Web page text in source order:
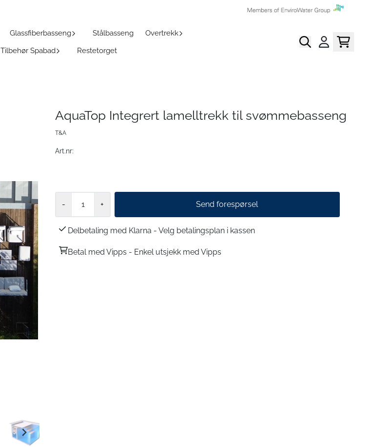
Glassfiberbasseng Stålbasseng
Overtrekk
Tilbehør Spabad Restetorget
AquaTop Integrert lamelltrekk til svømmebasseng
T&A
Art.nr:
- + Send forespørsel
Delbetaling med Klarna - Velg betalingsplan i kassen
Betal med Vipps - Enkel utsjekk med Vipps